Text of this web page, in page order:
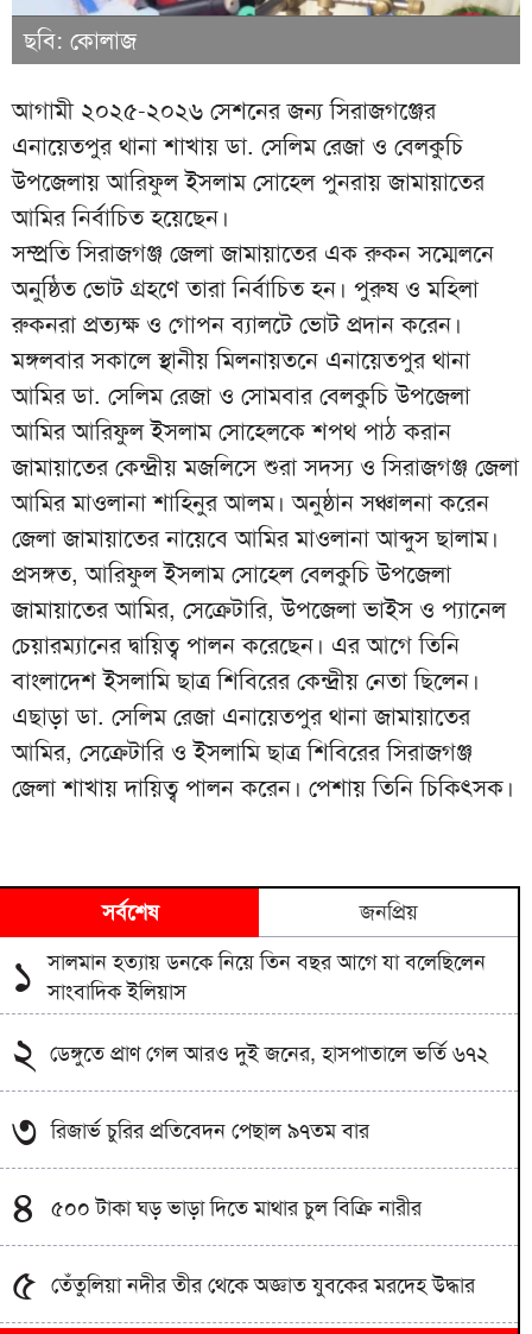
ছবি: কোলাজ
আগামী ২০২৫-২০২৬ সেশনের জন্য সিরাজগঞ্জের
এনায়েতপুর থানা শাখায় ডা. সেলিম রেজা ও বেলকুচি
উপজেলায় আরিফুল ইসলাম সোহেল পুনরায় জামায়াতের
আমির নির্বাচিত হয়েছেন।
সম্প্রতি সিরাজগঞ্জ জেলা জামায়াতের এক রুকন সম্মেলনে
অনুষ্ঠিত ভোট গ্রহণে তারা নির্বাচিত হন। পুরুষ ও মহিলা
রুকনরা প্রত্যক্ষ ও গোপন ব্যালটে ভোট প্রদান করেন।
মঙ্গলবার সকালে স্থানীয় মিলনায়তনে এনায়েতপুর থানা
আমির ডা. সেলিম রেজা ও সোমবার বেলকুচি উপজেলা
আমির আরিফুল ইসলাম সোহেলকে শপথ পাঠ করান
জামায়াতের কেন্দ্রীয় মজলিসে শুরা সদস্য ও সিরাজগঞ্জ জেলা
আমির মাওলানা শাহিনুর আলম। অনুষ্ঠান সঞ্চালনা করেন
জেলা জামায়াতের নায়েবে আমির মাওলানা আব্দুস ছালাম।
প্রসঙ্গত, আরিফুল ইসলাম সোহেল বেলকুচি উপজেলা
জামায়াতের আমির, সেক্রেটারি, উপজেলা ভাইস ও প্যানেল
চেয়ারম্যানের দ্বায়িত্ব পালন করেছেন। এর আগে তিনি
বাংলাদেশ ইসলামি ছাত্র শিবিরের কেন্দ্রীয় নেতা ছিলেন।
এছাড়া ডা. সেলিম রেজা এনায়েতপুর থানা জামায়াতের
আমির, সেক্রেটারি ও ইসলামি ছাত্র শিবিরের সিরাজগঞ্জ
জেলা শাখায় দায়িত্ব পালন করেন। পেশায় তিনি চিকিৎসক।
সর্বশেষ জনপ্রিয়
১ সালমান হত্যায় ডনকে নিয়ে তিন বছর আগে যা বলেছিলেন
সাংবাদিক ইলিয়াস
২ ডেঙ্গুতে প্রাণ গেল আরও দুই জনের, হাসপাতালে ভর্তি ৬৭২
৩ রিজার্ভ চুরির প্রতিবেদন পেছাল ৯৭তম বার
৪ ৫০০ টাকা ঘড় ভাড়া দিতে মাথার চুল বিক্রি নারীর
৫ তেঁতুলিয়া নদীর তীর থেকে অজ্ঞাত যুবকের মরদেহ উদ্ধার